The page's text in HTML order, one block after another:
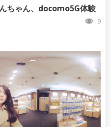
ちゃん、docomo5G体験
9